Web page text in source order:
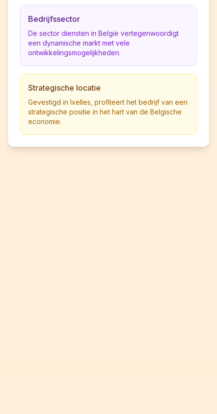
Bedrijfssector
De sector diensten in België vertegenwoordigt
een dynamische markt met vele
ontwikkelingsmogelijkheden.
Strategische locatie
Gevestigd in Ixelles, profiteert het bedrijf van een
strategische positie in het hart van de Belgische
economie.